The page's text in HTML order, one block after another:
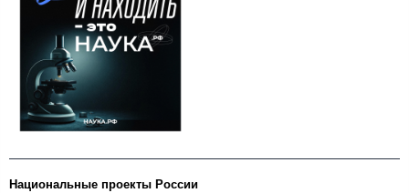
Национальные проекты России